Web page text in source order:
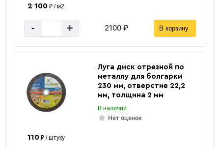
2 100₽ / м2
- + 2100 ₽ В корзину
Луга диск отрезной по
металлу для болгарки
230 мм, отверстие 22,2
мм, толщина 2 мм
В наличии
Нет оценок
110₽ / штуку
Масса 1 п/м кг. 12.25
Тип сечения Равнополочный
Ширина
Толщина стенки